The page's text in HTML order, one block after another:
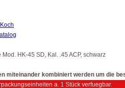
Mod. HK-45 SD, Kal. .45 ACP, schwarz
miteinander kombiniert werden um die
a. 1 Stück verfuegbar.